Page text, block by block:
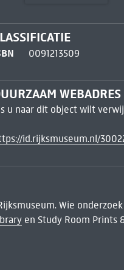
0091213509
WEBADRES
u naar dit object wilt
id.rijksmuseum.nl/
Wie
en Study Room Prints